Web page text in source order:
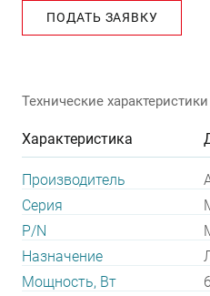
ПОДАТЬ ЗАЯВКУ
Технические характеристики
Характеристика
Производитель
Серия
P/N
Назначение
Мощность, Вт